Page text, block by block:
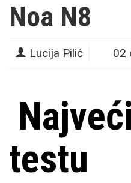
Noa N8
Lucija Pilić 02
testu